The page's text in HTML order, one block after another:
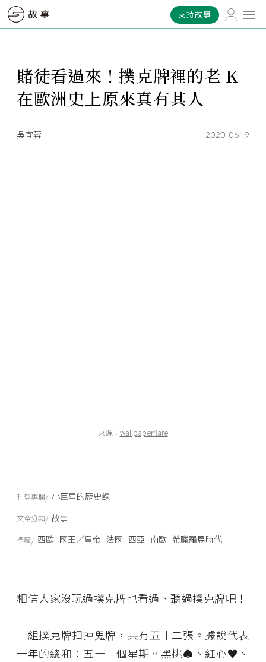
支持故事
賭徒看過來！撲克牌裡的老 K
在歐洲史上原來真有其人
吳宜蓉 2020-06-19
來源： wallpaperflare
相信大家沒玩過撲克牌也看過、聽過撲克牌吧！
一組撲克牌扣掉鬼牌，共有五十二張。據說代表
一年的總和：五十二個星期。黑桃♠、紅心♥、
刊登專欄 小巨星的歷史課
文章分類 故事
標籤 西歐 國王／皇帝 法國 西亞 南歐 希臘羅馬時代